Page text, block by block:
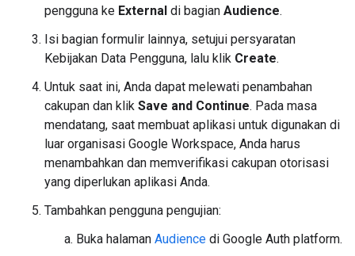
pengguna ke External di bagian Audience.
Isi bagian formulir lainnya, setujui persyaratan
Kebijakan Data Pengguna, lalu klik Create.
Untuk saat ini, Anda dapat melewati penambahan
cakupan dan klik Save and Continue. Pada masa
mendatang, saat membuat aplikasi untuk digunakan di
luar organisasi Google Workspace, Anda harus
menambahkan dan memverifikasi cakupan otorisasi
yang diperlukan aplikasi Anda.
Tambahkan pengguna pengujian:
Buka halaman Audience di Google Auth platform.